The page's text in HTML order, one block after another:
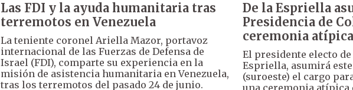
Las FDI y la ayuda humanitaria tras
terremotos en Venezuela
La teniente coronel Ariella Mazor, portavoz
internacional de las Fuerzas de Defensa de
Israel (FDI), comparte su experiencia en la
misión de asistencia humanitaria en Venezuela,
tras los terremotos del pasado 24 de junio.
De la Espriella
Presidencia de
ceremonia
El presidente electo
Espriella, asumirá
(suroeste) el cargo